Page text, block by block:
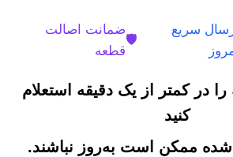
سریع
🛡️
ضمانت اصالت
قطعه
در کمتر از یک دقیقه استعلام
کنید
ممکن است به‌روز نباشند.